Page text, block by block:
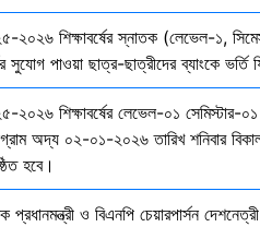
২০২৬ শিক্ষাবর্ষের স্নাতক (লেভেল-১,
সুযোগ পাওয়া ছাত্র-ছাত্রীদের ব্যাংকে
২০২৬ শিক্ষাবর্ষের লেভেল-০১ সেমিস্টার-০১
অদ্য ০২-০১-২০২৬ তারিখ শনিবার
হবে।
প্রধানমন্ত্রী ও বিএনপি চেয়ারপার্সন